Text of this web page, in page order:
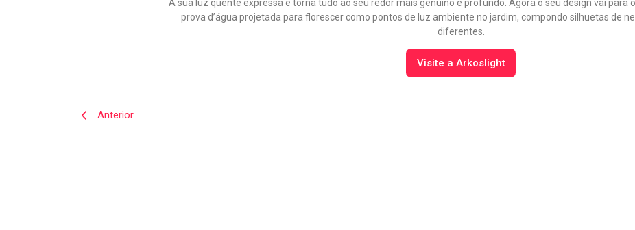
A sua luz quente expressa e torna tudo ao seu redor mais genuíno e profundo. Agora o seu design vai para
prova d’água projetada para florescer como pontos de luz ambiente no jardim, compondo silhuetas de
diferentes.
Visite a Arkoslight
Anterior